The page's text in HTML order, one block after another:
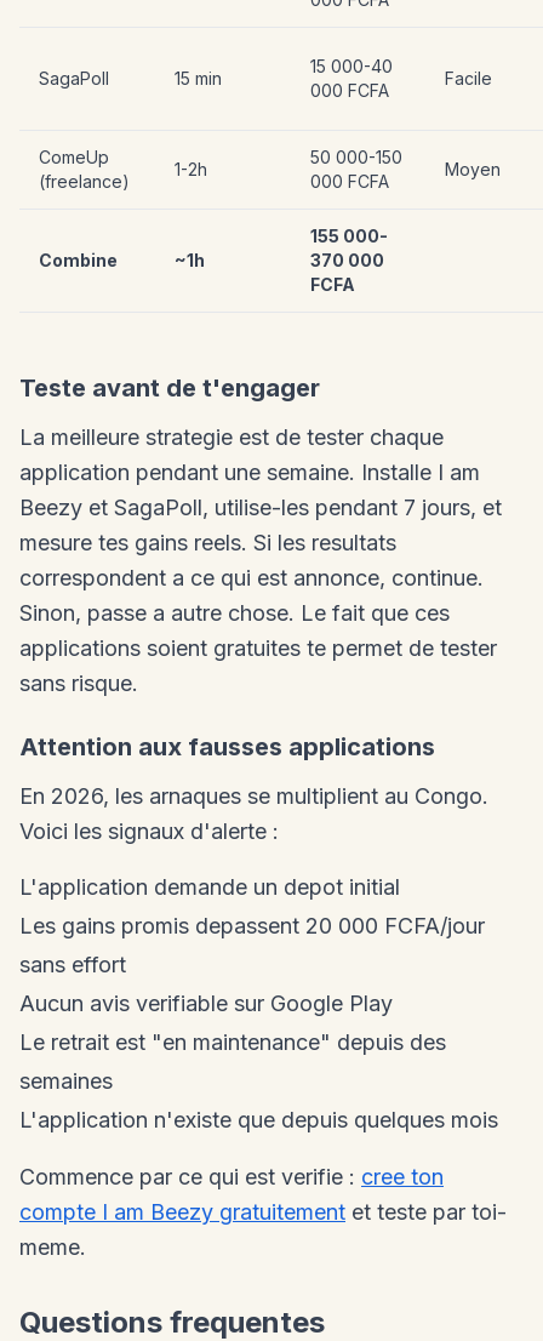
SagaPoll 15 min
15 000-40
000 FCFA
Facile
ComeUp
(freelance)
1-2h
50 000-150
000 FCFA
Moyen
Combine ~1h
155 000-
370 000
FCFA
Teste avant de t'engager
La meilleure strategie est de tester chaque
application pendant une semaine. Installe I am
Beezy et SagaPoll, utilise-les pendant 7 jours, et
mesure tes gains reels. Si les resultats
correspondent a ce qui est annonce, continue.
Sinon, passe a autre chose. Le fait que ces
applications soient gratuites te permet de tester
sans risque.
Attention aux fausses applications
En 2026, les arnaques se multiplient au Congo.
Voici les signaux d'alerte :
L'application demande un depot initial
Les gains promis depassent 20 000 FCFA/jour
sans effort
Aucun avis verifiable sur Google Play
Le retrait est "en maintenance" depuis des
semaines
L'application n'existe que depuis quelques mois
Commence par ce qui est verifie : cree ton
compte I am Beezy gratuitement et teste par toi-
meme.
Questions frequentes